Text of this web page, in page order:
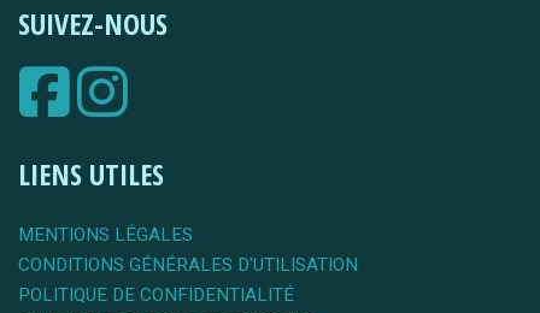
SUIVEZ-NOUS
LIENS UTILES
MENTIONS LÉGALES
CONDITIONS GÉNÉRALES D'UTILISATION
POLITIQUE DE CONFIDENTIALITÉ